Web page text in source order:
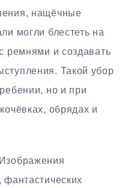
нащёчные
могли блестеть на
ремнями и создавать
Такой убор
но и при
обрядах и